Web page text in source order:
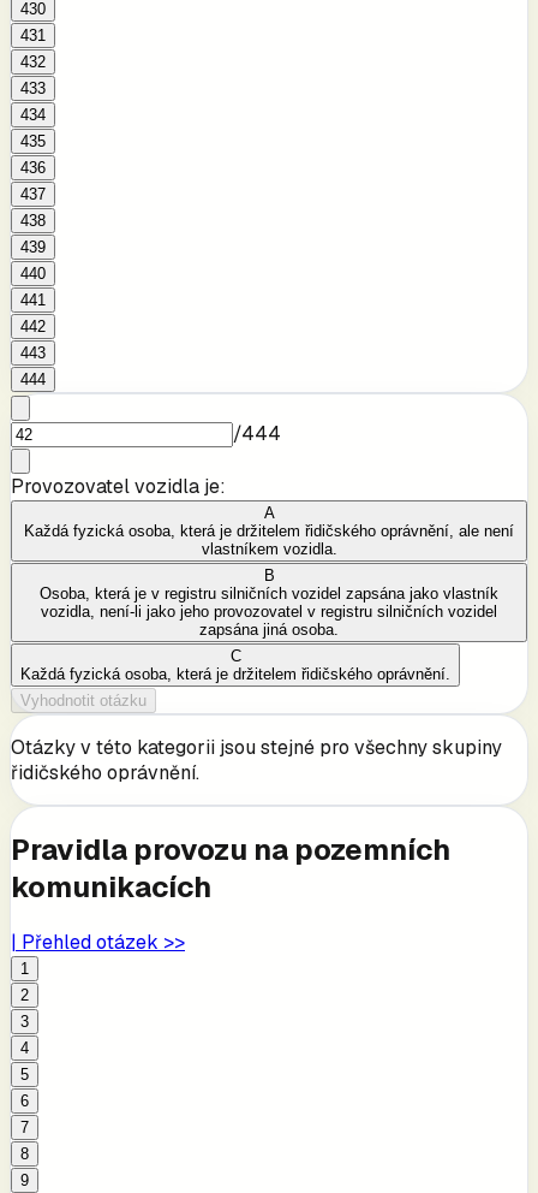
430
431
432
433
434
435
436
437
438
439
440
441
442
443
444
/444
Provozovatel vozidla je:
A
Každá fyzická osoba, která je držitelem řidičského oprávnění, ale není
vlastníkem vozidla.
B
Osoba, která je v registru silničních vozidel zapsána jako vlastník
vozidla, není-li jako jeho provozovatel v registru silničních vozidel
zapsána jiná osoba.
C
Každá fyzická osoba, která je držitelem řidičského oprávnění.
Vyhodnotit otázku
Otázky v této kategorii jsou stejné pro všechny skupiny
řidičského oprávnění.
Pravidla provozu na pozemních
komunikacích
| Přehled otázek >>
1
2
3
4
5
6
7
8
9